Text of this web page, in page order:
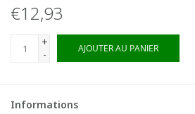
€12,93
+
-
AJOUTER AU PANIER
Informations